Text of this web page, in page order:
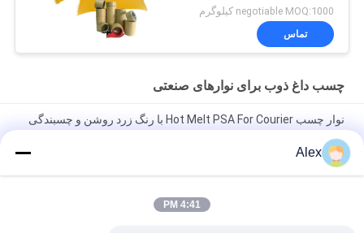
negotiable MOQ:1000 کیلوگرم
تماس
چسب داغ ذوب برای نوارهای صنعتی
نوار چسب Hot Melt PSA For Courier با رنگ زرد روشن و چسبندگی
خوب
چسب ذوب داغ حساس به فشار زرد روشن برای کاربردهای نوارهای
صنعتی
100٪ چسب چسب ذوب داغ برای نوار فوم نوار کاغذی نوار کاغذی دو
Alex
4:41 PM